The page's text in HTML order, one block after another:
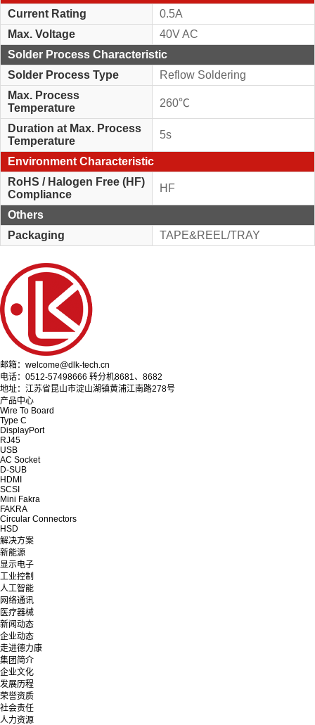
Current Rating
0.5A
Max. Voltage
40V AC
Solder Process Characteristic
Solder Process Type
Reflow Soldering
Max. Process
Temperature
260℃
Duration at Max. Process
Temperature
5s
Environment Characteristic
RoHS / Halogen Free (HF)
Compliance
HF
Others
Packaging
TAPE&REEL/TRAY
邮箱：welcome@dlk-tech.cn
电话：0512-57498666 转分机8681、8682
地址：江苏省昆山市淀山湖镇黄浦江南路278号
产品中心
Wire To Board
Type C
DisplayPort
RJ45
USB
AC Socket
D-SUB
HDMI
SCSI
Mini Fakra
FAKRA
Circular Connectors
HSD
解决方案
新能源
显示电子
工业控制
人工智能
网络通讯
医疗器械
新闻动态
企业动态
走进德力康
集团简介
企业文化
发展历程
荣誉资质
社会责任
人力资源